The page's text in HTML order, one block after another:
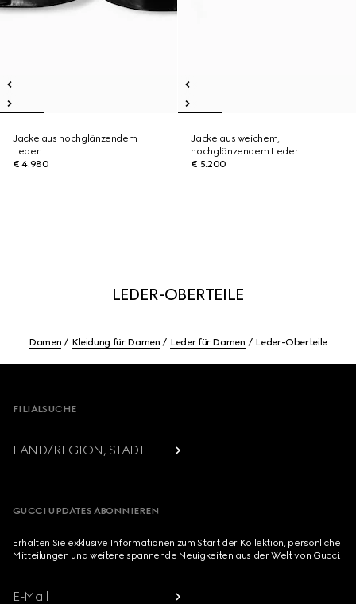
Jacke aus hochglänzendem
Leder
€ 4.980
Jacke aus weichem,
hochglänzendem Leder
€ 5.200
LEDER-OBERTEILE
Damen Kleidung für Damen Leder für Damen Leder-Oberteile
FILIALSUCHE
LAND/REGION, STADT
GUCCI UPDATES ABONNIEREN
Erhalten Sie exklusive Informationen zum Start der Kollektion, persönliche
Mitteilungen und weitere spannende Neuigkeiten aus der Welt von Gucci.
E-Mail